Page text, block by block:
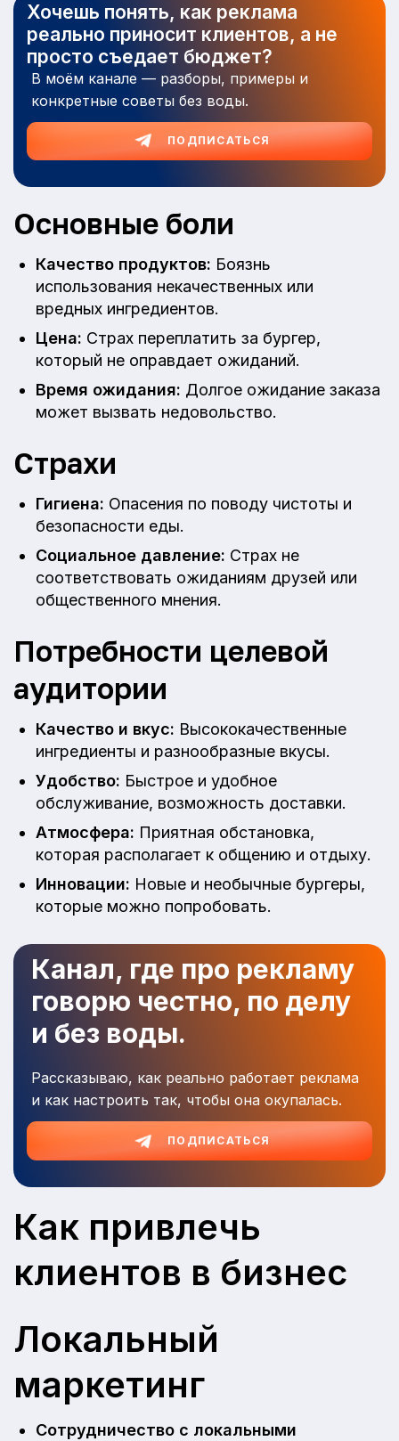
Хочешь понять, как реклама
реально приносит клиентов, а не
просто съедает бюджет?
В моём канале — разборы, примеры и
конкретные советы без воды.
ПОДПИСАТЬСЯ
Основные боли
Качество продуктов: Боязнь
использования некачественных или
вредных ингредиентов.
Цена: Страх переплатить за бургер,
который не оправдает ожиданий.
Время ожидания: Долгое ожидание заказа
может вызвать недовольство.
Страхи
Гигиена: Опасения по поводу чистоты и
безопасности еды.
Социальное давление: Страх не
соответствовать ожиданиям друзей или
общественного мнения.
Потребности целевой
аудитории
Качество и вкус: Высококачественные
ингредиенты и разнообразные вкусы.
Удобство: Быстрое и удобное
обслуживание, возможность доставки.
Атмосфера: Приятная обстановка,
которая располагает к общению и отдыху.
Инновации: Новые и необычные бургеры,
которые можно попробовать.
Канал, где про рекламу
говорю честно, по делу
и без воды.
Рассказываю, как реально работает реклама
и как настроить так, чтобы она окупалась.
ПОДПИСАТЬСЯ
Как привлечь
клиентов в бизнес
Локальный
маркетинг
Сотрудничество с локальными